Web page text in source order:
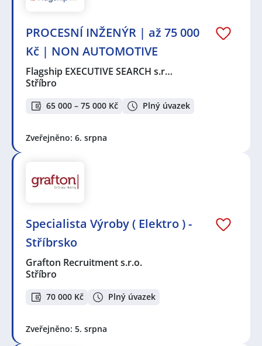
PROCESNÍ INŽENÝR | až 75 000
Kč | NON AUTOMOTIVE
Flagship EXECUTIVE SEARCH s.r…
Stříbro
65 000 – 75 000 Kč Plný úvazek
Zveřejněno: 6. srpna
Specialista Výroby ( Elektro ) -
Stříbrsko
Grafton Recruitment s.r.o.
Stříbro
70 000 Kč Plný úvazek
Zveřejněno: 5. srpna